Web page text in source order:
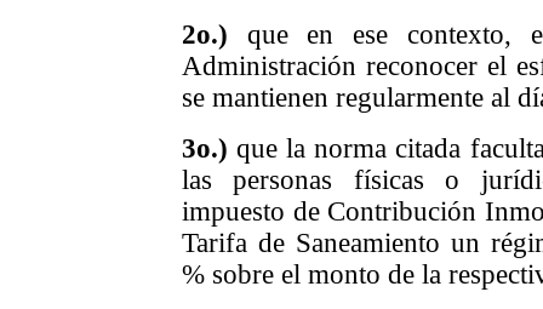
2o.) que en ese contexto,
Administración reconocer el
se mantienen regularmente al
3o.) que la norma citada
las personas físicas o
impuesto de Contribución
Tarifa de Saneamiento un
% sobre el monto de la